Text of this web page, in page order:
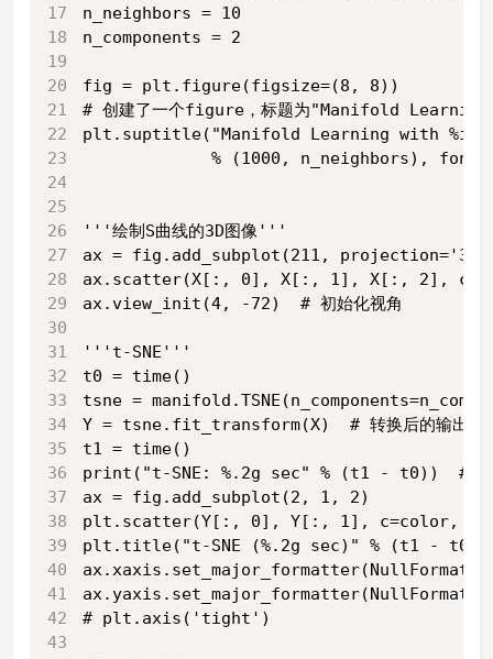
n_neighbors = 10
n_components = 2
fig = plt.figure(figsize=(8, 8))
# 创建了一个figure，标题为"Manifold
plt.suptitle("Manifold Learning with %i
% (1000, n_neighbors),
'''绘制S曲线的3D图像'''
ax = fig.add_subplot(211,
ax.scatter(X[:, 0], X[:, 1], X[:, 2],
ax.view_init(4, -72)  # 初始化视角
'''t-SNE'''
t0 = time()
tsne =
Y = tsne.fit_transform(X)  # 转换后的输出
t1 = time()
print("t-SNE: %.2g sec" % (t1 - t0))  # 算
ax = fig.add_subplot(2, 1, 2)
plt.scatter(Y[:, 0], Y[:, 1], c=color,
plt.title("t-SNE (%.2g sec)" % (t1 - t0))
# plt.axis('tight')